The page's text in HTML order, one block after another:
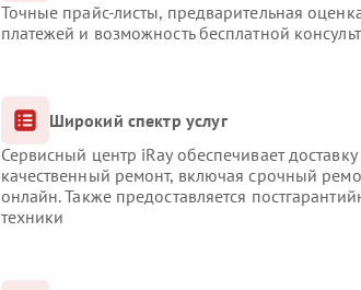
Точные прайс-листы, предварительная
платежей и возможность бесплатной
Широкий спектр услуг
Сервисный центр iRay обеспечивает
качественный ремонт, включая срочный
онлайн. Также предоставляется
техники